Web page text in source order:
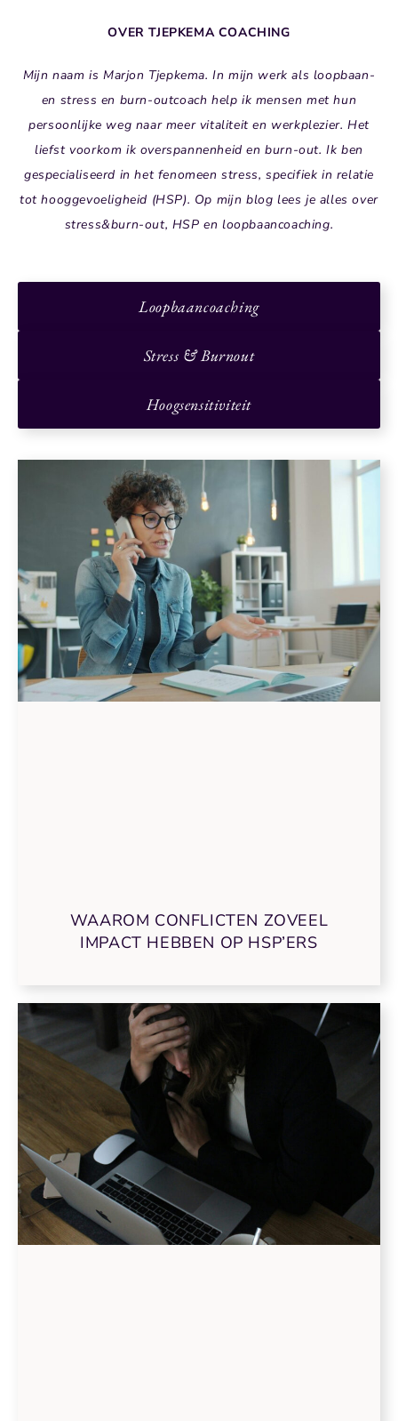
OVER TJEPKEMA COACHING
Mijn naam is Marjon Tjepkema. In mijn werk als loopbaan-
en stress en burn-outcoach help ik mensen met hun
persoonlijke weg naar meer vitaliteit en werkplezier. Het
liefst voorkom ik overspannenheid en burn-out. Ik ben
gespecialiseerd in het fenomeen stress, specifiek in relatie
tot hooggevoeligheid (HSP). Op mijn blog lees je alles over
stress&burn-out, HSP en loopbaancoaching.
Loopbaancoaching
Stress & Burnout
Hoogsensitiviteit
WAAROM CONFLICTEN ZOVEEL
IMPACT HEBBEN OP HSP’ERS